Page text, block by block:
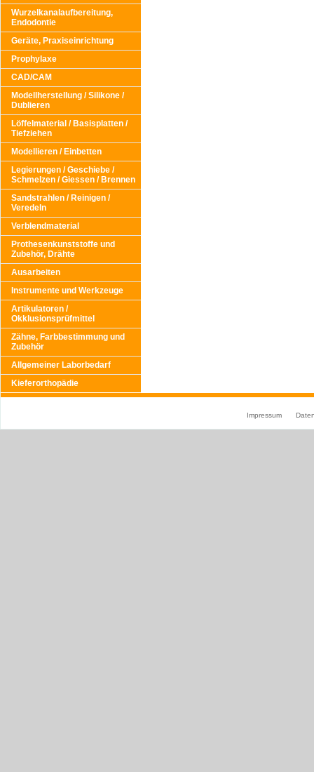
Wurzelkanalaufbereitung,
Endodontie
Geräte, Praxiseinrichtung
Prophylaxe
CAD/CAM
Modellherstellung / Silikone /
Dublieren
Löffelmaterial / Basisplatten /
Tiefziehen
Modellieren / Einbetten
Legierungen / Geschiebe /
Schmelzen / Giessen / Brennen
Sandstrahlen / Reinigen /
Veredeln
Verblendmaterial
Prothesenkunststoffe und
Zubehör, Drähte
Ausarbeiten
Instrumente und Werkzeuge
Artikulatoren /
Okklusionsprüfmittel
Zähne, Farbbestimmung und
Zubehör
Allgemeiner Laborbedarf
Kieferorthopädie
Impressum